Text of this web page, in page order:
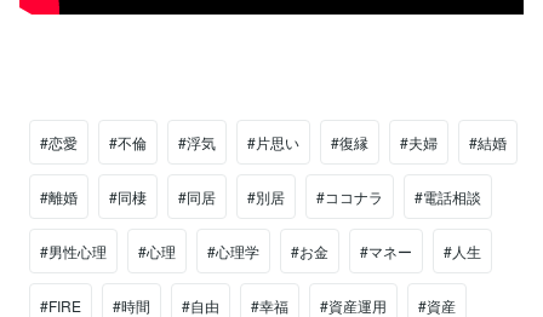
#恋愛 #不倫 #浮気 #片思い #復縁 #夫婦 #結婚
#離婚 #同棲 #同居 #別居 #ココナラ #電話相談
#男性心理 #心理 #心理学 #お金 #マネー #人生
#FIRE #時間 #自由 #幸福 #資産運用 #資産